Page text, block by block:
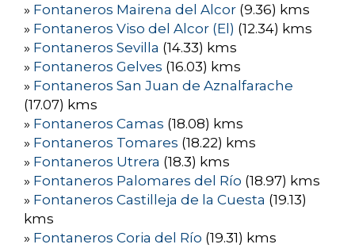
» Fontaneros Mairena del Alcor (9.36) kms
» Fontaneros Viso del Alcor (El) (12.34) kms
» Fontaneros Sevilla (14.33) kms
» Fontaneros Gelves (16.03) kms
» Fontaneros San Juan de Aznalfarache
(17.07) kms
» Fontaneros Camas (18.08) kms
» Fontaneros Tomares (18.22) kms
» Fontaneros Utrera (18.3) kms
» Fontaneros Palomares del Río (18.97) kms
» Fontaneros Castilleja de la Cuesta (19.13)
kms
» Fontaneros Coria del Río (19.31) kms